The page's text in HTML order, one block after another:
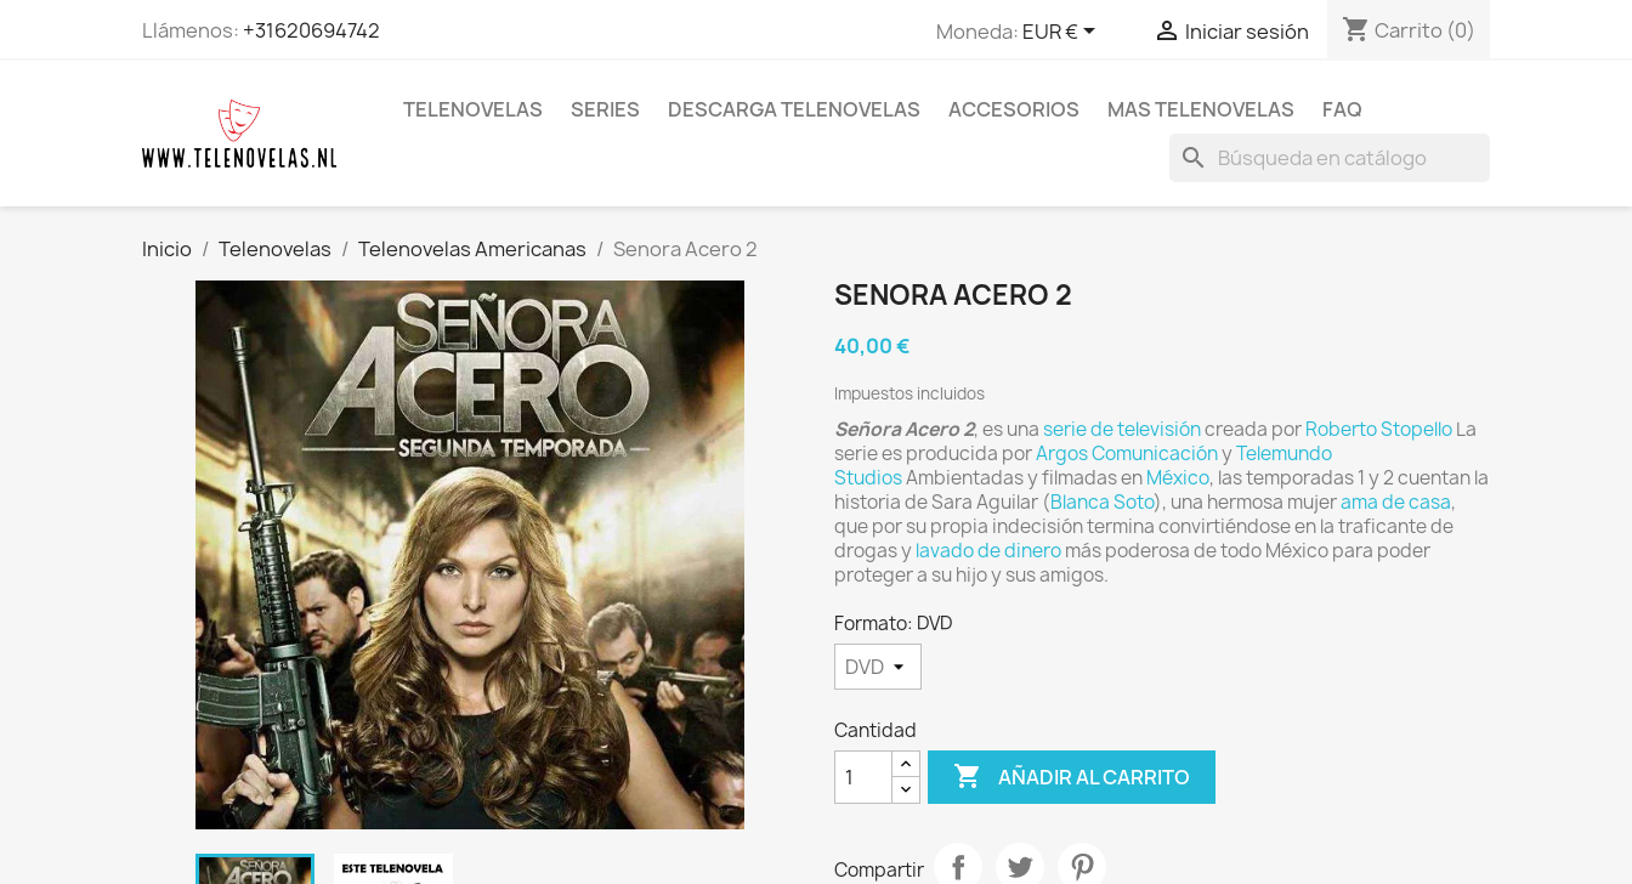
Llámenos: +31620694742 Moneda: EUR €  Iniciar sesión shopping_cart Carrito (0)
TELENOVELAS SERIES DESCARGA TELENOVELAS ACCESORIOS MAS TELENOVELAS FAQ
search
Inicio Telenovelas Telenovelas Americanas Senora Acero 2
SENORA ACERO 2
40,00 €
Impuestos incluidos
Señora Acero 2, es unaserie de televisióncreada porRoberto StopelloLa
serie es producida porArgos ComunicaciónyTelemundo
StudiosAmbientadas y filmadas enMéxico, las temporadas 1 y 2 cuentan la
historia de Sara Aguilar (Blanca Soto), una hermosa mujerama de casa,
que por su propia indecisión termina convirtiéndose en la traficante de
drogas ylavado de dineromás poderosa de todo México para poder
proteger a su hijo y sus amigos.
Formato: DVD
Cantidad
 AÑADIR AL CARRITO
Compartir